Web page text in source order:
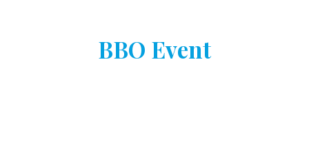
BBO Event